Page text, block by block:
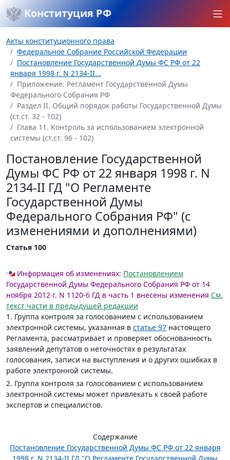
Конституция РФ
Акты конституционного права
Федеральное Собрание Российской Федерации
Постановление Государственной Думы ФС РФ от 22
января 1998 г. N 2134-II...
Приложение. Регламент Государственной Думы
Федерального Собрания РФ
Раздел II. Общий порядок работы Государственной Думы
(ст.ст. 32 - 102)
Глава 11. Контроль за использованием электронной
системы (ст.ст. 96 - 102)
Постановление Государственной
Думы ФС РФ от 22 января 1998 г. N
2134-II ГД "О Регламенте
Государственной Думы
Федерального Собрания РФ" (с
изменениями и дополнениями)
Статья 100
Информация об изменениях: Постановлением
Государственной Думы Федерального Собрания РФ от 14
ноября 2012 г. N 1120-6 ГД в часть 1 внесены изменения См.
текст части в предыдущей редакции
1. Группа контроля за голосованием с использованием
электронной системы, указанная в статье 97 настоящего
Регламента, рассматривает и проверяет обоснованность
заявлений депутатов о неточностях в результатах
голосования, записи на выступления и о других ошибках в
работе электронной системы.
2. Группа контроля за голосованием с использованием
электронной системы может привлекать к своей работе
экспертов и специалистов.
Содержание
Постановление Государственной Думы ФС РФ от 22 января